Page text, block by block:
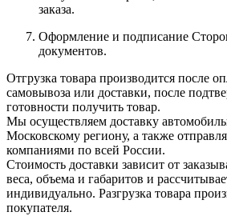
заказа.
Оформление и подписание
документов.
Отгрузка товара производится после
самовывоза или доставки, после
готовности получить товар.
Мы осуществляем доставку
Московскому региону, а также
компаниями по всей России.
Стоимость доставки зависит от
веса, объема и габаритов и
индивидуально. Разгрузка товара
покупателя.